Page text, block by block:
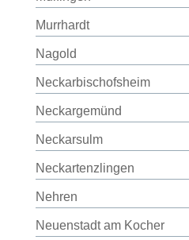
Murrhardt
Nagold
Neckarbischofsheim
Neckargemünd
Neckarsulm
Neckartenzlingen
Nehren
Neuenstadt am Kocher